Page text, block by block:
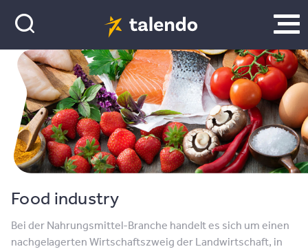
Food industry
Bei der Nahrungsmittel-Branche handelt es sich um einen
nachgelagerten Wirtschaftszweig der Landwirtschaft, in